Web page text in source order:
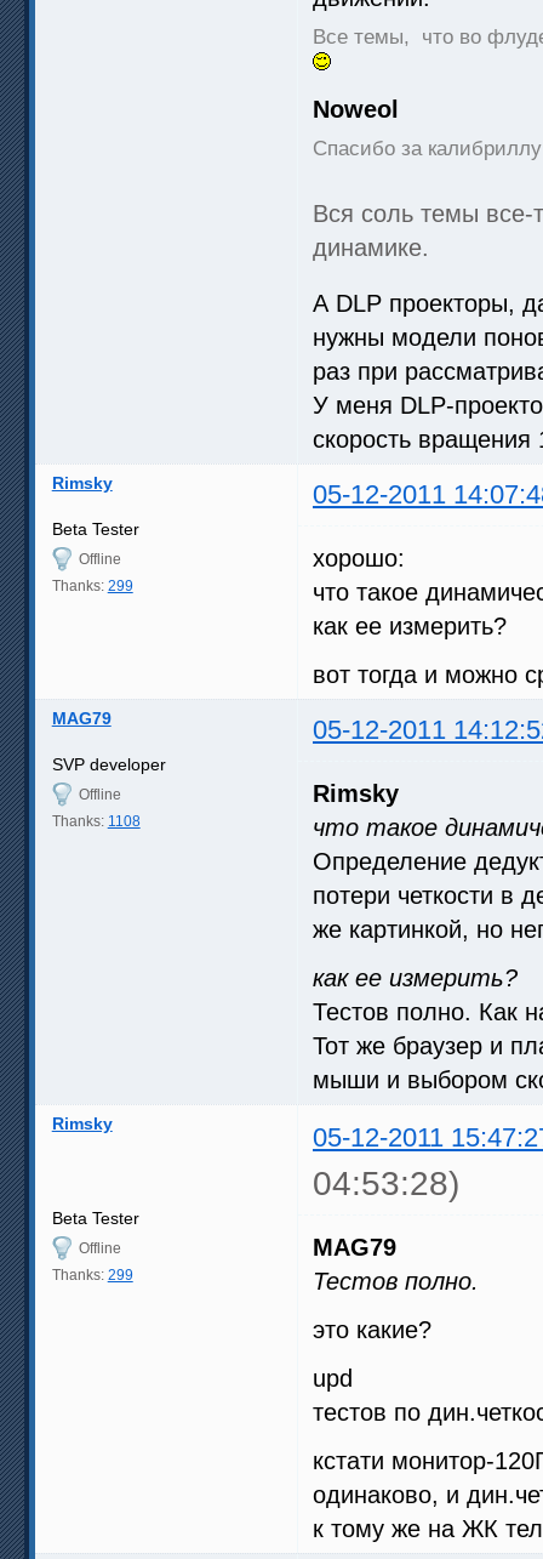
Все темы, что во
Noweol
Спасибо за
Вся соль темы все-
динамике.
А DLP проекторы,
нужны модели
раз при
У меня DLP-
скорость вращения
Rimsky 05-12-2011
Beta Tester
Offline
Thanks: 299
хорошо:
что такое
как ее измерить?
вот тогда и можно
MAG79 05-12-2011
SVP developer
Offline
Thanks: 1108
Rimsky
что такое
Определение
потери четкости в
же картинкой, но
как ее измерить?
Тестов полно. Как
Тот же браузер и
мыши и выбором
Rimsky 05-12-2011
04:53:28)
Beta Tester
Offline
Thanks: 299
MAG79
Тестов полно.
это какие?
upd
тестов по
кстати монитор-
одинаково, и
к тому же на ЖК